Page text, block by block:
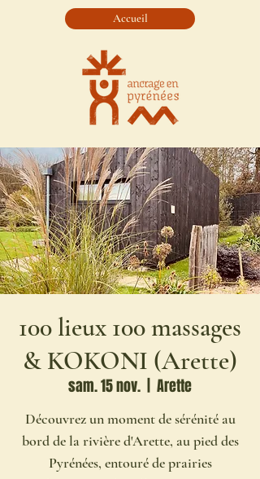
Accueil
100 lieux 100 massages
& KOKONI (Arette)
sam. 15 nov. Arette
Découvrez un moment de sérénité au
bord de la rivière d'Arette, au pied des
Pyrénées, entouré de prairies